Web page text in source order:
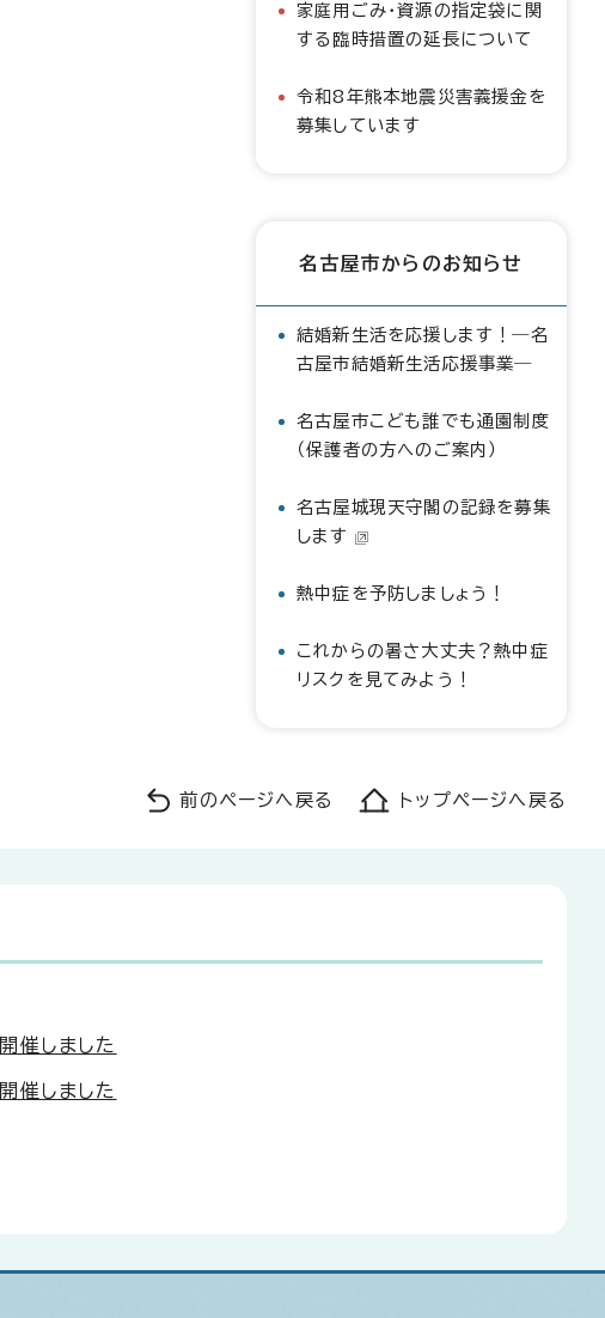
家庭用ごみ・資源の指定袋に関
する臨時措置の延長について
令和8年熊本地震災害義援金を
募集しています
名古屋市からのお知らせ
結婚新生活を応援します！―名
古屋市結婚新生活応援事業―
名古屋市こども誰でも通園制度
（保護者の方へのご案内）
名古屋城現天守閣の記録を募集
します
熱中症を予防しましょう！
これからの暑さ大丈夫？熱中症
リスクを見てみよう！
前のページへ戻る トップページへ戻る
催しました
催しました